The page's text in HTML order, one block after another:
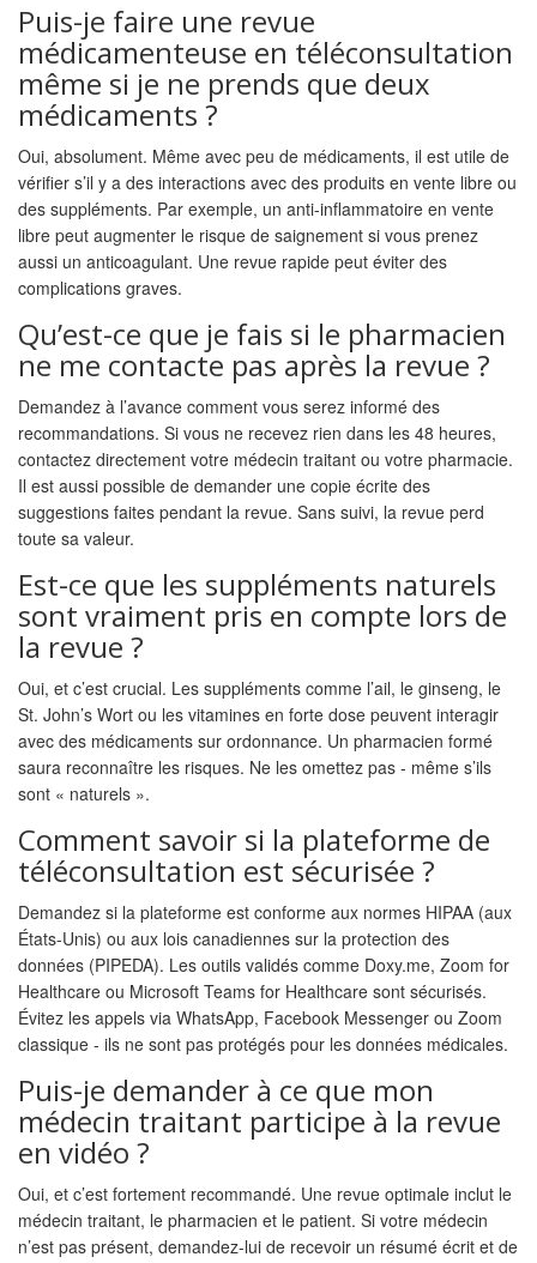
Puis-je faire une revue
médicamenteuse en téléconsultation
même si je ne prends que deux
médicaments ?
Oui, absolument. Même avec peu de médicaments, il est utile de
vérifier s’il y a des interactions avec des produits en vente libre ou
des suppléments. Par exemple, un anti-inflammatoire en vente
libre peut augmenter le risque de saignement si vous prenez
aussi un anticoagulant. Une revue rapide peut éviter des
complications graves.
Qu’est-ce que je fais si le pharmacien
ne me contacte pas après la revue ?
Demandez à l’avance comment vous serez informé des
recommandations. Si vous ne recevez rien dans les 48 heures,
contactez directement votre médecin traitant ou votre pharmacie.
Il est aussi possible de demander une copie écrite des
suggestions faites pendant la revue. Sans suivi, la revue perd
toute sa valeur.
Est-ce que les suppléments naturels
sont vraiment pris en compte lors de
la revue ?
Oui, et c’est crucial. Les suppléments comme l’ail, le ginseng, le
St. John’s Wort ou les vitamines en forte dose peuvent interagir
avec des médicaments sur ordonnance. Un pharmacien formé
saura reconnaître les risques. Ne les omettez pas - même s’ils
sont « naturels ».
Comment savoir si la plateforme de
téléconsultation est sécurisée ?
Demandez si la plateforme est conforme aux normes HIPAA (aux
États-Unis) ou aux lois canadiennes sur la protection des
données (PIPEDA). Les outils validés comme Doxy.me, Zoom for
Healthcare ou Microsoft Teams for Healthcare sont sécurisés.
Évitez les appels via WhatsApp, Facebook Messenger ou Zoom
classique - ils ne sont pas protégés pour les données médicales.
Puis-je demander à ce que mon
médecin traitant participe à la revue
en vidéo ?
Oui, et c’est fortement recommandé. Une revue optimale inclut le
médecin traitant, le pharmacien et le patient. Si votre médecin
n’est pas présent, demandez-lui de recevoir un résumé écrit et de